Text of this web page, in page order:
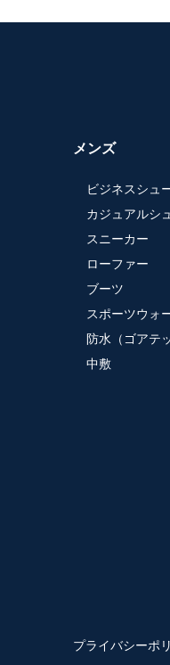
メンズ
ビジネスシュ
カジュアルシ
スニーカー
ローファー
ブーツ
スポーツウォ
防水（ゴアテ
中敷
プライバシーポ